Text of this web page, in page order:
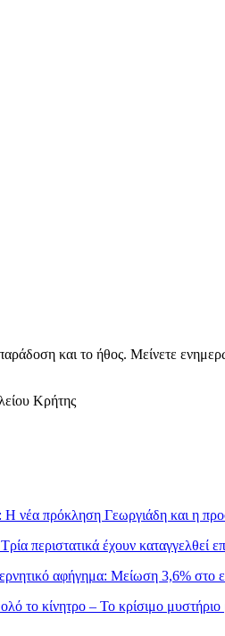
και το ήθος. Μείνετε
Κρήτης
νέα πρόκληση Γεωργιάδη και η
περιστατικά έχουν
αφήγημα: Μείωση 3,6% στο
το κίνητρο – Το κρίσιμο μυστήριο